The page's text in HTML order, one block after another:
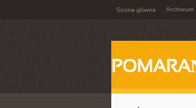
Strona główna Archiwum